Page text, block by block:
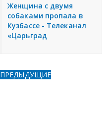
Женщина с двумя
собаками пропала в
Кузбассе - Телеканал
«Царьград
ПРЕДЫДУЩИЕ